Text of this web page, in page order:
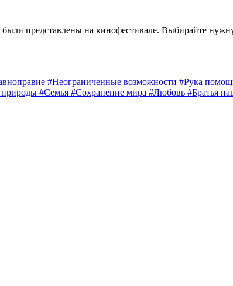
представлены на кинофестивале. Выбирайте
#Неограниченные возможности #Рука
#Семья #Сохранение мира #Любовь #Братья